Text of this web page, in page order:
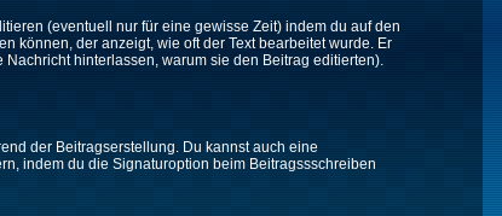
(eventuell nur für eine gewisse Zeit) indem du auf den
können, der anzeigt, wie oft der Text bearbeitet wurde. Er
hinterlassen, warum sie den Beitrag editierten).
der Beitragserstellung. Du kannst auch eine
indem du die Signaturoption beim Beitragssschreiben